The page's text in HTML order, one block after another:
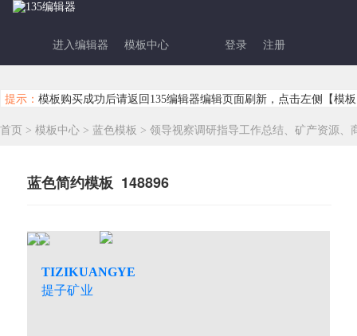
进入编辑器 模板中心 登录 注册
提示： 模板购买成功后请返回135编辑器编辑页面刷新，点击左侧【模
首页 > 模板中心 > 蓝色模板 > 领导视察调研指导工作总结、矿产资源、
蓝色简约模板 148896
提子矿业
TIZIKUANGYE